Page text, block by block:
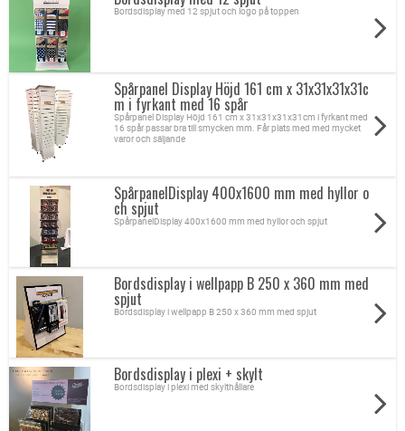
Bordsdisplay med 12 spjut och logo på toppen
Spårpanel Display Höjd 161 cm x 31x31x31x31c
m i fyrkant med 16 spår
Spårpanel Display Höjd 161 cm x 31x31x31x31cm i fyrkant med
16 spår passar bra till smycken mm. Får plats med med mycket
varor och säljande
SpårpanelDisplay 400x1600 mm med hyllor o
ch spjut
SpårpanelDisplay 400x1600 mm med hyllor och spjut
Bordsdisplay i wellpapp B 250 x 360 mm med
spjut
Bordsdisplay i wellpapp B 250 x 360 mm med spjut
Bordsdisplay i plexi + skylt
Bordsdisplay i plexi med skylthållare